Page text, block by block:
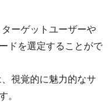
ーゲットユーザーや
ドを選定することがで
視覚的に魅力的なサ
。